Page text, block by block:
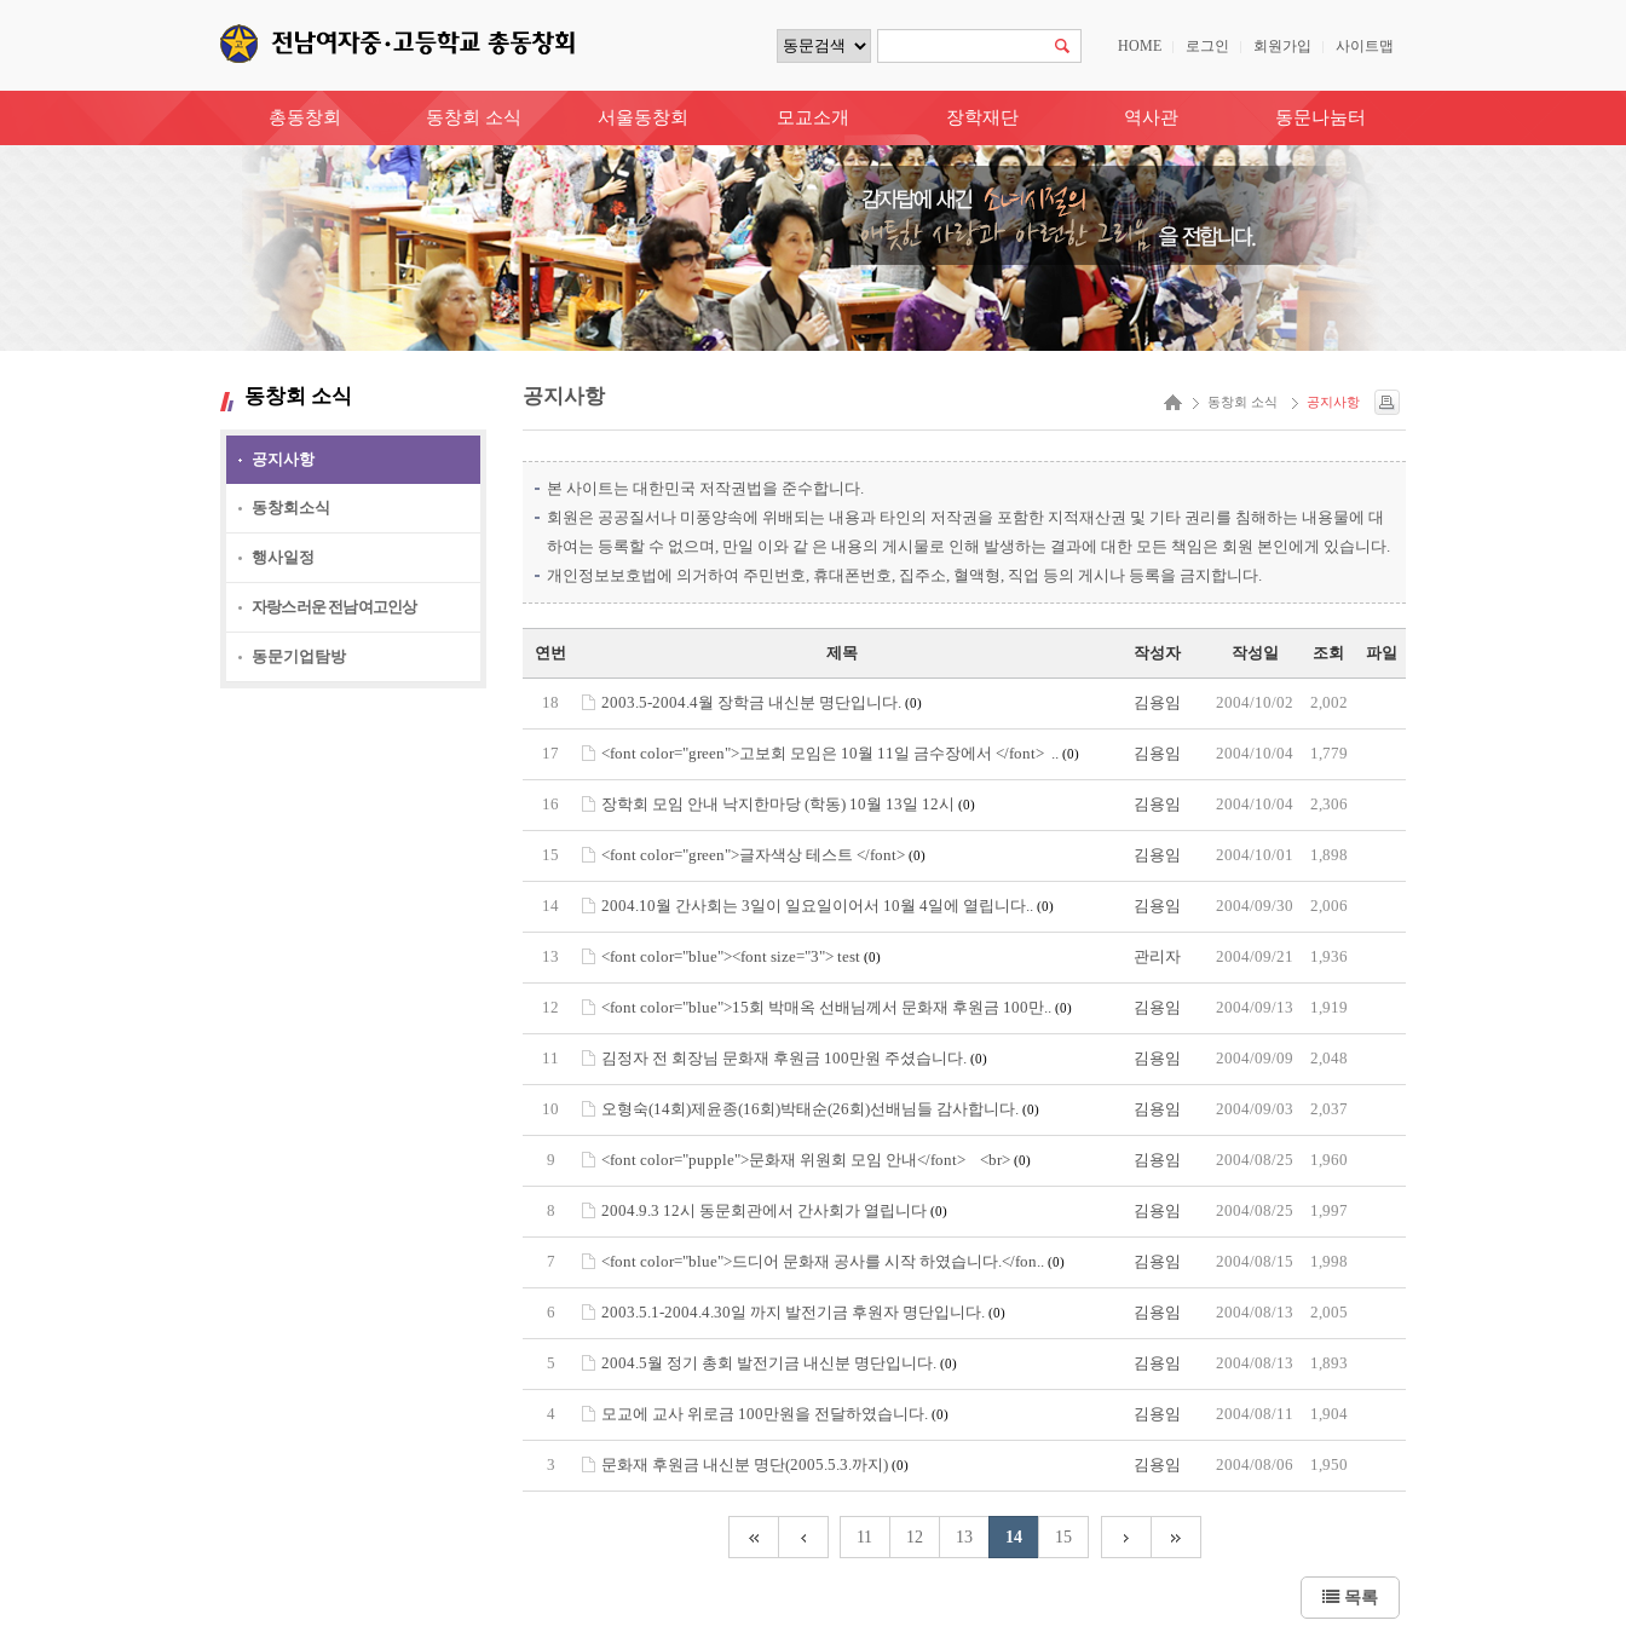
HOME 로그인 회원가입 사이트맵
총동창회 동창회 소식 서울동창회 모교소개 장학재단 역사관 동문나눔터
동창회 소식
공지사항
동창회소식
행사일정
자랑스러운 전남여고인상
동문기업탐방
공지사항 동창회 소식 공지사항
본 사이트는 대한민국 저작권법을 준수합니다.
회원은 공공질서나 미풍양속에 위배되는 내용과 타인의 저작권을 포함한 지적재산권 및 기타 권리를 침해하는 내용물에 대
하여는 등록할 수 없으며, 만일 이와 같 은 내용의 게시물로 인해 발생하는 결과에 대한 모든 책임은 회원 본인에게 있습니다.
개인정보보호법에 의거하여 주민번호, 휴대폰번호, 집주소, 혈액형, 직업 등의 게시나 등록을 금지합니다.
연번 제목 작성자 작성일 조회 파일
18 2003.5-2004.4월 장학금 내신분 명단입니다. (0) 김용임 2004/10/02 2,002
17 <font color="green">고보회 모임은 10월 11일 금수장에서 </font> .. (0) 김용임 2004/10/04 1,779
16 장학회 모임 안내 낙지한마당 (학동) 10월 13일 12시 (0) 김용임 2004/10/04 2,306
15 <font color="green">글자색상 테스트 </font> (0) 김용임 2004/10/01 1,898
14 2004.10월 간사회는 3일이 일요일이어서 10월 4일에 열립니다.. (0) 김용임 2004/09/30 2,006
13 <font color="blue"><font size="3"> test (0) 관리자 2004/09/21 1,936
12 <font color="blue">15회 박매옥 선배님께서 문화재 후원금 100만.. (0) 김용임 2004/09/13 1,919
11 김정자 전 회장님 문화재 후원금 100만원 주셨습니다. (0) 김용임 2004/09/09 2,048
10 오형숙(14회)제윤종(16회)박태순(26회)선배님들 감사합니다. (0) 김용임 2004/09/03 2,037
9 <font color="pupple">문화재 위원회 모임 안내</font> <br> (0) 김용임 2004/08/25 1,960
8 2004.9.3 12시 동문회관에서 간사회가 열립니다 (0) 김용임 2004/08/25 1,997
7 <font color="blue">드디어 문화재 공사를 시작 하였습니다.</fon.. (0) 김용임 2004/08/15 1,998
6 2003.5.1-2004.4.30일 까지 발전기금 후원자 명단입니다. (0) 김용임 2004/08/13 2,005
5 2004.5월 정기 총회 발전기금 내신분 명단입니다. (0) 김용임 2004/08/13 1,893
4 모교에 교사 위로금 100만원을 전달하였습니다. (0) 김용임 2004/08/11 1,904
3 문화재 후원금 내신분 명단(2005.5.3.까지) (0) 김용임 2004/08/06 1,950
11 12 13 14 15
목록